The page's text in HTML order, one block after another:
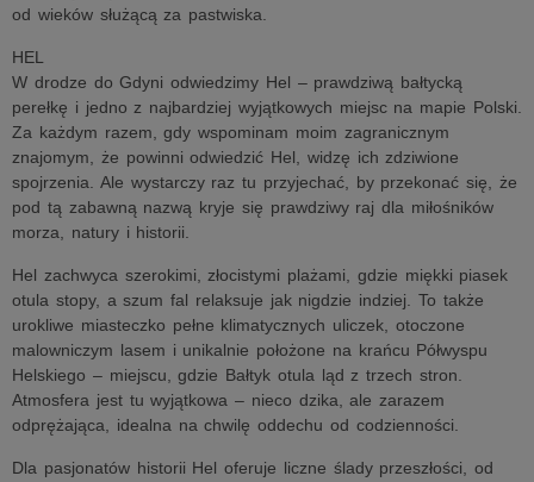
od wieków służącą za pastwiska.
HEL
W drodze do Gdyni odwiedzimy Hel – prawdziwą bałtycką
perełkę i jedno z najbardziej wyjątkowych miejsc na mapie Polski.
Za każdym razem, gdy wspominam moim zagranicznym
znajomym, że powinni odwiedzić Hel, widzę ich zdziwione
spojrzenia. Ale wystarczy raz tu przyjechać, by przekonać się, że
pod tą zabawną nazwą kryje się prawdziwy raj dla miłośników
morza, natury i historii.
Hel zachwyca szerokimi, złocistymi plażami, gdzie miękki piasek
otula stopy, a szum fal relaksuje jak nigdzie indziej. To także
urokliwe miasteczko pełne klimatycznych uliczek, otoczone
malowniczym lasem i unikalnie położone na krańcu Półwyspu
Helskiego – miejscu, gdzie Bałtyk otula ląd z trzech stron.
Atmosfera jest tu wyjątkowa – nieco dzika, ale zarazem
odprężająca, idealna na chwilę oddechu od codzienności.
Dla pasjonatów historii Hel oferuje liczne ślady przeszłości, od